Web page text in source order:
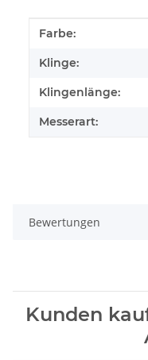
Produkteigenschaft
Wert
Farbe:
Klinge:
Klingenlänge:
Messerart:
Bewertungen
Kunden